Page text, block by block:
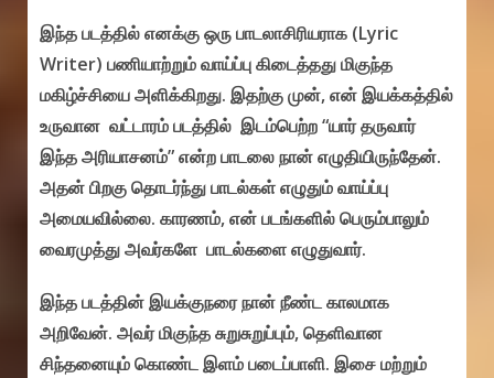
இந்த படத்தில் எனக்கு ஒரு பாடலாசிரியராக (Lyric
Writer) பணியாற்றும் வாய்ப்பு கிடைத்தது மிகுந்த
மகிழ்ச்சியை அளிக்கிறது. இதற்கு முன், என் இயக்கத்தில்
உருவான வட்டாரம் படத்தில் இடம்பெற்ற “யார் தருவார்
இந்த அரியாசனம்” என்ற பாடலை நான் எழுதியிருந்தேன்.
அதன் பிறகு தொடர்ந்து பாடல்கள் எழுதும் வாய்ப்பு
அமையவில்லை. காரணம், என் படங்களில் பெரும்பாலும்
வைரமுத்து அவர்களே பாடல்களை எழுதுவார்.
இந்த படத்தின் இயக்குநரை நான் நீண்ட காலமாக
அறிவேன். அவர் மிகுந்த சுறுசுறுப்பும், தெளிவான
சிந்தனையும் கொண்ட இளம் படைப்பாளி. இசை மற்றும்